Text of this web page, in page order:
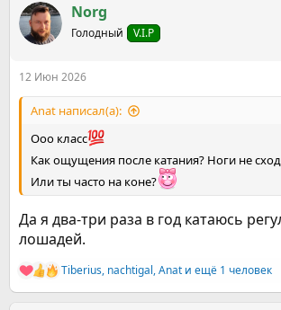
к
ц
и
Norg
Голодный V.I.P
12 Июн 2026
Anat написал(а):
Ооо класс
Как ощущения после катания? Ноги не
Или ты часто на коне?
Да я два-три раза в год катаюсь
лошадей.
Р
е
Tiberius, nachtigal,Anat и ещё 1 человек